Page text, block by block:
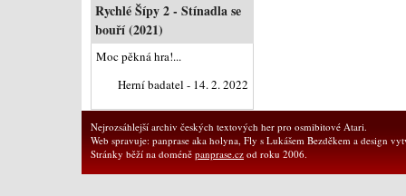
Rychlé Šípy 2 - Stínadla se
bouří (2021)
Moc pěkná hra!...
Herní badatel - 14. 2. 2022
Nejrozsáhlejší archiv českých textových her pro osmibitové Atari.
Web spravuje: panprase aka holyna, Fly s Lukášem Bezděkem a design
Stránky běží na doméně panprase.cz od roku 2006.